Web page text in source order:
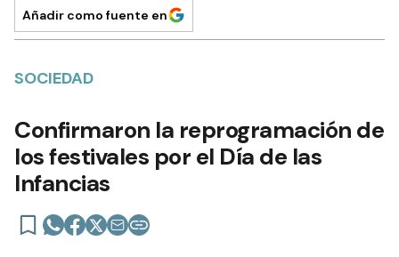
26 de agosto de 2025 | 13:58 actualizado hace un año
Confirmaron la reprogramación de
los festivales por el Día de las
Infancias